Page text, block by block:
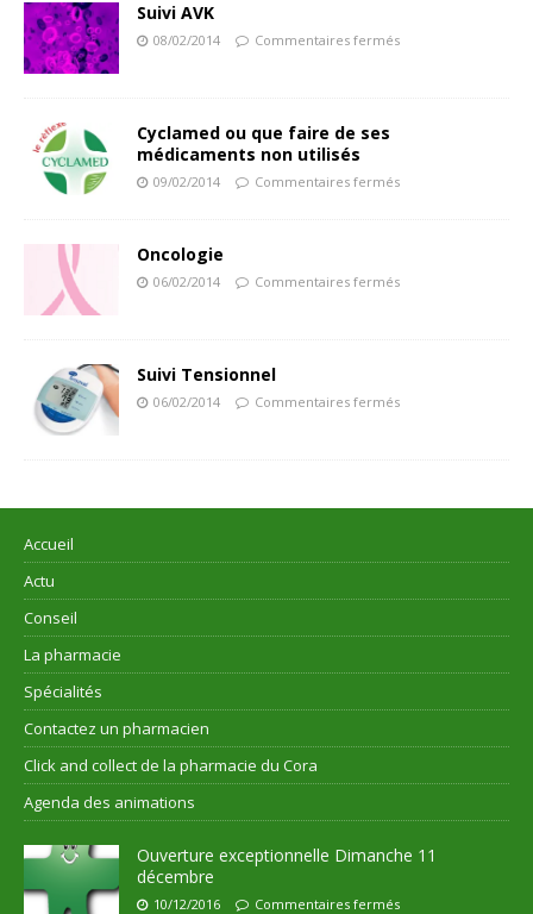
Suivi AVK
08/02/2014 Commentaires fermés
Cyclamed ou que faire de ses
médicaments non utilisés
09/02/2014 Commentaires fermés
Oncologie
06/02/2014 Commentaires fermés
Suivi Tensionnel
06/02/2014 Commentaires fermés
Accueil
Actu
Conseil
La pharmacie
Spécialités
Contactez un pharmacien
Click and collect de la pharmacie du Cora
Agenda des animations
Ouverture exceptionnelle Dimanche 11
décembre
10/12/2016 Commentaires fermés